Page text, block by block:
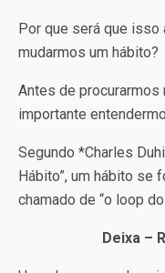
Por que será que
mudarmos um hábito?
Antes de procurarmos
importante
Segundo *Charles
Hábito”, um hábito se
chamado de “o loop do
Deixa –